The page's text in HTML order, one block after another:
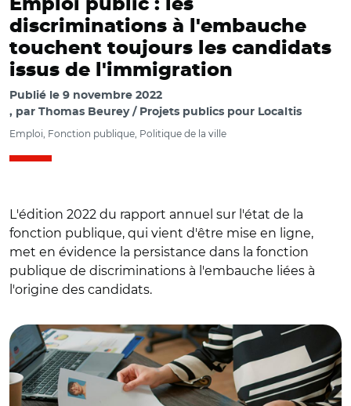
Emploi public : les
discriminations à l'embauche
touchent toujours les candidats
issus de l'immigration
Publié le 9 novembre 2022
par Thomas Beurey / Projets publics pour Localtis
Emploi, Fonction publique, Politique de la ville
L'édition 2022 du rapport annuel sur l'état de la
fonction publique, qui vient d'être mise en ligne,
met en évidence la persistance dans la fonction
publique de discriminations à l'embauche liées à
l'origine des candidats.